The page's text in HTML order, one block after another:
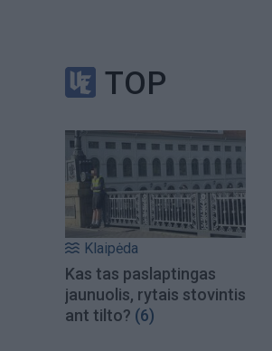
TOP
Klaipėda
Kas tas paslaptingas
jaunuolis, rytais stovintis
ant tilto? (6)